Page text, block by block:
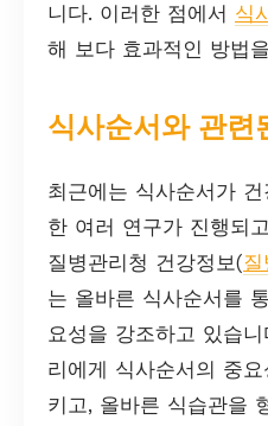
니다. 이러한 점에서 식
해 보다 효과적인 방법
식사순서와 관련
최근에는 식사순서가
한 여러 연구가 진행되
질병관리청 건강정보(
는 올바른 식사순서를
요성을 강조하고 있습
리에게 식사순서의 중
키고, 올바른 식습관을